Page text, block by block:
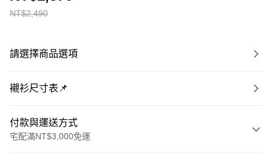
NT$2,490
請選擇商品選項
襯衫尺寸表📌
付款與運送方式
宅配滿NT$3,000免運